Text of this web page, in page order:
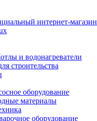
интернет-магазин
и водонагреватели
строительства
оборудование
материалы
оборудование